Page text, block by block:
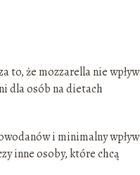
to, że mozzarella nie
dla osób na dietach
i minimalny
inne osoby, które chcą